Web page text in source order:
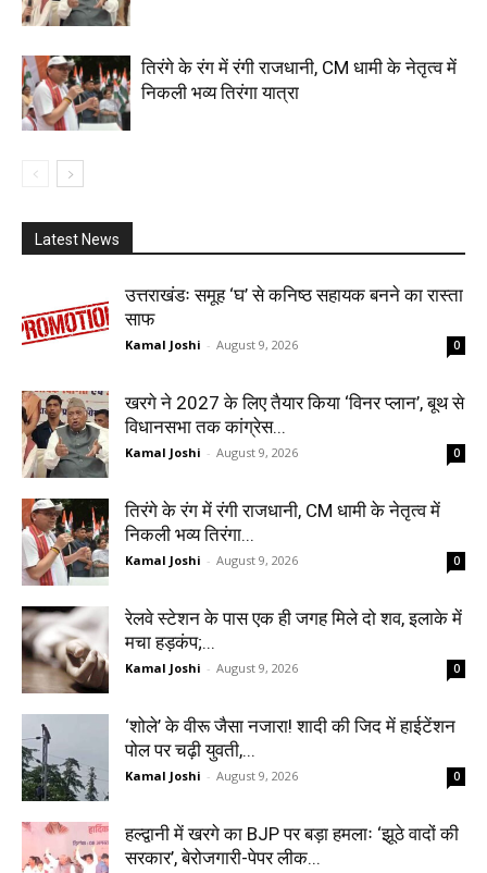
तिरंगे के रंग में रंगी राजधानी, CM धामी के नेतृत्व में
निकली भव्य तिरंगा यात्रा
Latest News
उत्तराखंडः समूह ‘घ’ से कनिष्ठ सहायक बनने का रास्ता
साफ
Kamal Joshi - August 9, 2026 0
खरगे ने 2027 के लिए तैयार किया ‘विनर प्लान’, बूथ से
विधानसभा तक कांग्रेस...
Kamal Joshi - August 9, 2026 0
तिरंगे के रंग में रंगी राजधानी, CM धामी के नेतृत्व में
निकली भव्य तिरंगा...
Kamal Joshi - August 9, 2026 0
रेलवे स्टेशन के पास एक ही जगह मिले दो शव, इलाके में
मचा हड़कंप;...
Kamal Joshi - August 9, 2026 0
‘शोले’ के वीरू जैसा नजारा! शादी की जिद में हाईटेंशन
पोल पर चढ़ी युवती,...
Kamal Joshi - August 9, 2026 0
हल्द्वानी में खरगे का BJP पर बड़ा हमलाः ‘झूठे वादों की
सरकार’, बेरोजगारी-पेपर लीक...